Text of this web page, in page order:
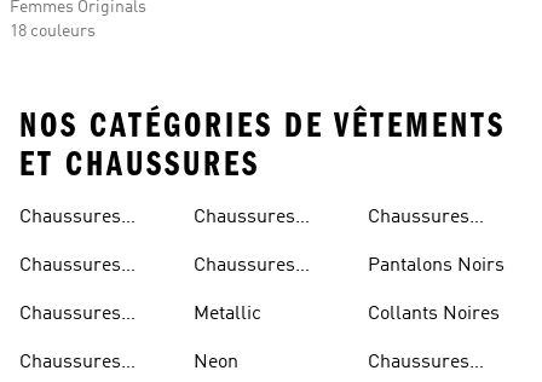
Femmes Originals
18 couleurs
NOS CATÉGORIES DE VÊTEMENTS
ET CHAUSSURES
Chaussures
Chaussures
Chaussures
Chaussures
Chaussures
Chaussures
Metallic
Neon
Chaussures
Pantalons Noirs
Collants Noires
Chaussures